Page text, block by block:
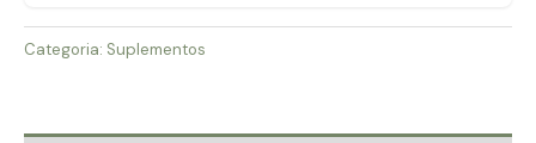
quantidade
Categoria: Suplementos